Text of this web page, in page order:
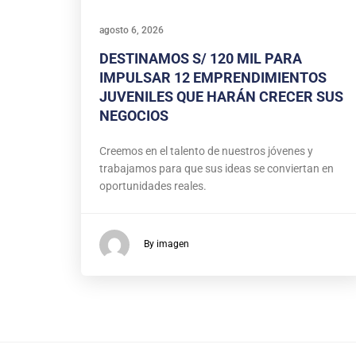
agosto 6, 2026
DESTINAMOS S/ 120 MIL PARA
IMPULSAR 12 EMPRENDIMIENTOS
JUVENILES QUE HARÁN CRECER SUS
NEGOCIOS
Creemos en el talento de nuestros jóvenes y
trabajamos para que sus ideas se conviertan en
oportunidades reales.
By imagen